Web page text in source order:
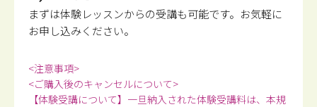
まずは体験レッスンからの受講も可能です。 お気軽に
お申し込みください。
<注意事項>
<ご購入後のキャンセルについて>
【体験受講について】一旦納入された体験受講料は、本規